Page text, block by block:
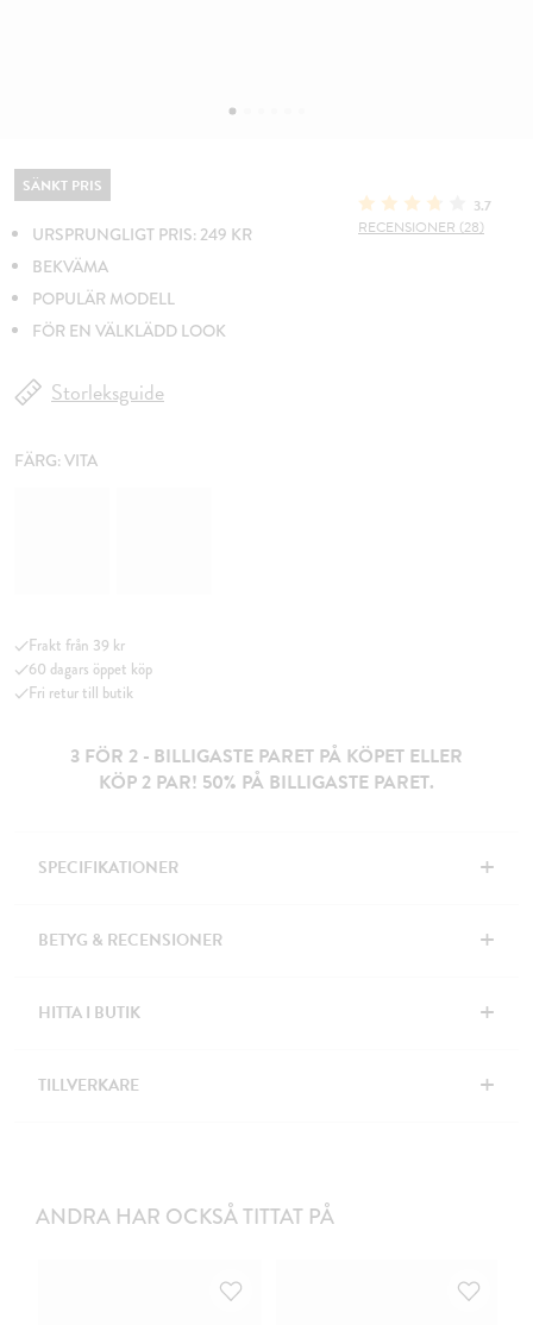
SÄNKT PRIS
URSPRUNGLIGT PRIS: 249 KR
BEKVÄMA
POPULÄR MODELL
FÖR EN VÄLKLÄDD LOOK
3.7
RECENSIONER (28)
Storleksguide
FÄRG: VITA
Frakt från 39 kr
60 dagars öppet köp
Fri retur till butik
3 FÖR 2 - BILLIGASTE PARET PÅ KÖPET ELLER
KÖP 2 PAR! 50% PÅ BILLIGASTE PARET.
SPECIFIKATIONER +
BETYG & RECENSIONER +
HITTA I BUTIK +
TILLVERKARE +
ANDRA HAR OCKSÅ TITTAT PÅ